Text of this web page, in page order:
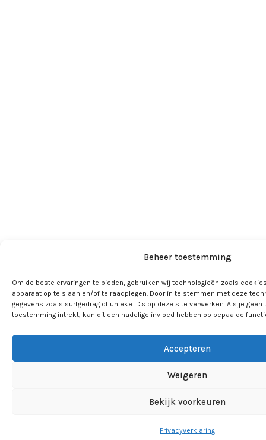
Beheer toestemming
Om de beste ervaringen te bieden, gebruiken wij technologieën zoals
apparaat op te slaan en/of te raadplegen. Door in te stemmen met deze
gegevens zoals surfgedrag of unieke ID's op deze site verwerken. Als je
toestemming intrekt, kan dit een nadelige invloed hebben op bepaalde
Accepteren
Weigeren
Bekijk voorkeuren
Privacyverklaring